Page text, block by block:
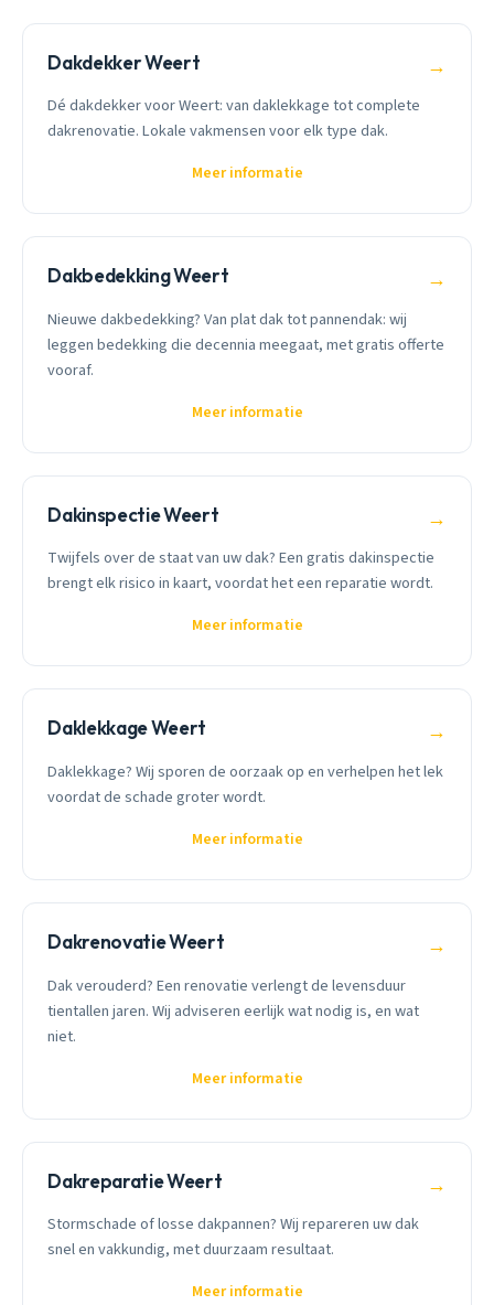
Dakdekker Weert →
Dé dakdekker voor Weert: van daklekkage tot complete
dakrenovatie. Lokale vakmensen voor elk type dak.
Meer informatie
Dakbedekking Weert →
Nieuwe dakbedekking? Van plat dak tot pannendak: wij
leggen bedekking die decennia meegaat, met gratis offerte
vooraf.
Meer informatie
Dakinspectie Weert →
Twijfels over de staat van uw dak? Een gratis dakinspectie
brengt elk risico in kaart, voordat het een reparatie wordt.
Meer informatie
Daklekkage Weert →
Daklekkage? Wij sporen de oorzaak op en verhelpen het lek
voordat de schade groter wordt.
Meer informatie
Dakrenovatie Weert →
Dak verouderd? Een renovatie verlengt de levensduur
tientallen jaren. Wij adviseren eerlijk wat nodig is, en wat
niet.
Meer informatie
Dakreparatie Weert →
Stormschade of losse dakpannen? Wij repareren uw dak
snel en vakkundig, met duurzaam resultaat.
Meer informatie